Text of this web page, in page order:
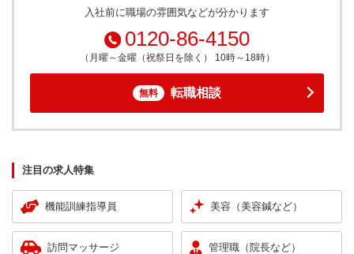
入社前に職場の雰囲気などが分かります
0120-86-4150
（月曜～金曜（祝祭日を除く） 10時～18時）
無料 転職相談
注目の求人特集
機能訓練指導員 美容（美容鍼など）
訪問マッサージ 管理職（院長など）